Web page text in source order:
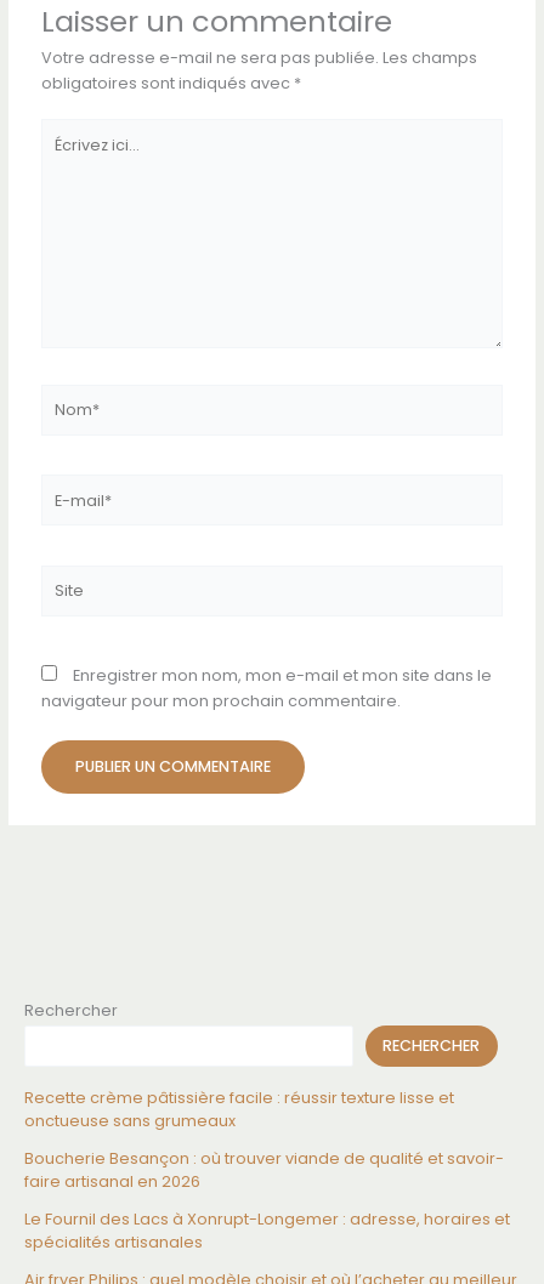
Laisser un commentaire
Votre adresse e-mail ne sera pas publiée. Les champs
obligatoires sont indiqués avec *
ici…
mail*
Enregistrer mon nom, mon e-mail et mon site dans le
navigateur pour mon prochain commentaire.
Rechercher
RECHERCHER
Recette crème pâtissière facile : réussir texture lisse et
onctueuse sans grumeaux
Boucherie Besançon : où trouver viande de qualité et savoir-
faire artisanal en 2026
Le Fournil des Lacs à Xonrupt-Longemer : adresse, horaires et
spécialités artisanales
Air fryer Philips : quel modèle choisir et où l’acheter au meilleur